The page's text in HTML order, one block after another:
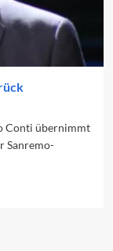
Conti übernimmt
Sanremo-